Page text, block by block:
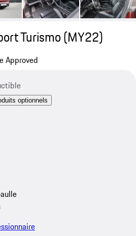
Turismo (MY22)
Approved
optionnels